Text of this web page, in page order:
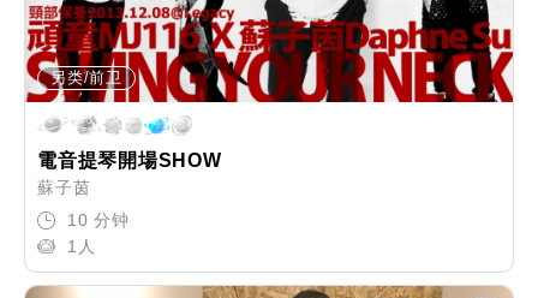
另类/前卫
電音提琴開場SHOW
蘇子茵
10 分钟
1人